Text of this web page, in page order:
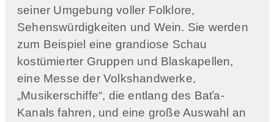
seiner Umgebung voller Folklore,
Sehenswürdigkeiten und Wein. Sie werden
zum Beispiel eine grandiose Schau
kostümierter Gruppen und Blaskapellen,
eine Messe der Volkshandwerke,
„Musikerschiffe“, die entlang des Baťa-
Kanals fahren, und eine große Auswahl an